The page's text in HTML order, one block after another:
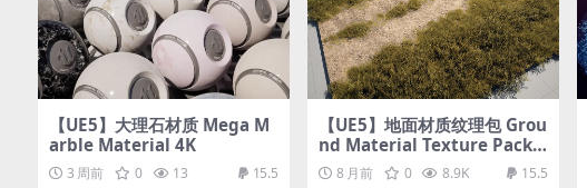
【UE5】大理石材质 Mega M
arble Material 4K
3 周前 0 13 15.5
【UE5】地面材质纹理包 Grou
nd Material Texture Pack
(Advanced Materials / 5 Va
8 月前 0 8.9K 15.5